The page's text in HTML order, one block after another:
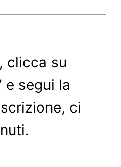
clicca su
e segui la
ci